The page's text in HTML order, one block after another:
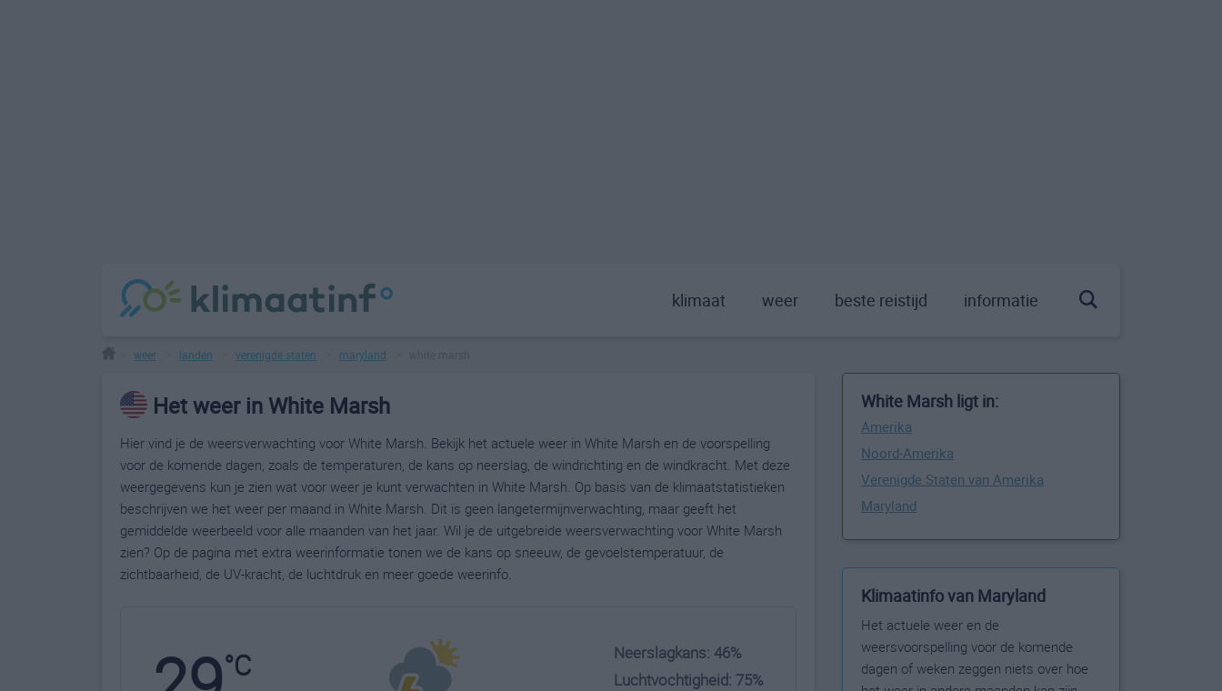
klimaat weer beste reistijd informatie
weer landen verenigde staten maryland
Het weer in White Marsh
Hier vind je de weersverwachting voor White Marsh. Bekijk het actuele weer in White Marsh en de voorspelling
voor de komende dagen, zoals de temperaturen, de kans op neerslag, de windrichting en de windkracht. Met deze
weergegevens kun je zien wat voor weer je kunt verwachten in White Marsh. Op basis van de klimaatstatistieken
beschrijven we het weer per maand in White Marsh. Dit is geen langetermijnverwachting, maar geeft het
gemiddelde weerbeeld voor alle maanden van het jaar. Wil je de uitgebreide weersverwachting voor White Marsh
zien? Op de pagina met extra weerinformatie tonen we de kans op sneeuw, de gevoelstemperatuur, de
zichtbaarheid, de UV-kracht, de luchtdruk en meer goede weerinfo.
°C
Neerslagkans: 46%
Luchtvochtigheid: 75%
White Marsh ligt in:
Amerika
Noord-Amerika
Verenigde Staten van Amerika
Maryland
Klimaatinfo van Maryland
Het actuele weer en de
weersvoorspelling voor de komende
dagen of weken zeggen niets over hoe